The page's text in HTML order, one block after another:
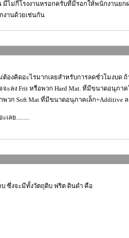
ไม่กี่โรงงานหรอกครับที่มีรอกให้พนักงานยก
งานด้วยเช่นกัน
องคิดอะไรมากเลยสำหรับการลดชั่วโมงบด ถ้
จะลง Frit หรือพวก Hard Mat. ที่มีขนาดอนุภา
วก Soft Mat ที่มีขนาดอนุภาคเล็ก+Additive
เลย.........
ซึ่งจะมีทั้งวัตถุดิบ ฟริต ดินดำ คือ